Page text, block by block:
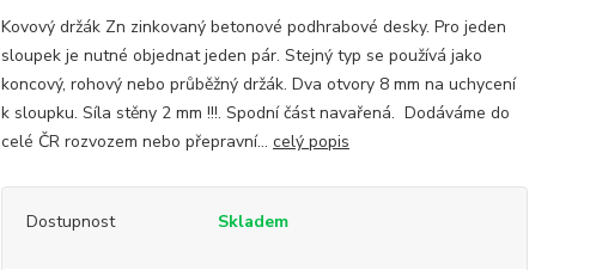
Kovový držák Zn zinkovaný betonové podhrabové desky. Pro jeden
sloupek je nutné objednat jeden pár. Stejný typ se používá jako
koncový, rohový nebo průběžný držák. Dva otvory 8 mm na uchycení
k sloupku. Síla stěny 2 mm !!!. Spodní část navařená. Dodáváme do
celé ČR rozvozem nebo přepravní... celý popis
Dostupnost Skladem